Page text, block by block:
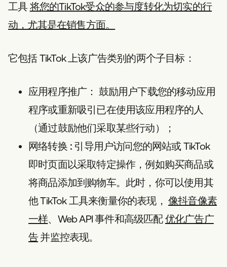
工具将您的TikTok受众的参与度转化为切实的行
动，尤其是在销售方面。
它包括 TikTok 上该广告类别的两个子目标：
应用程序推广： 鼓励用户下载您的移动应用
程序或重新吸引已在使用该应用程序的人
（通过鼓励他们采取某些行动）；
网络转换: 引导用户访问您的网站或 TikTok
即时页面以采取特定操作，例如购买商品或
将商品添加到购物车。此时，你可以使用其
他 TikTok 工具来衡量你的表现， 像抖音像素
一样、Web API 事件和高级匹配优化广告广
告并监控表现。